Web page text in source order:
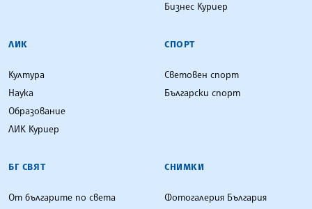
Бизнес Куриер
ЛИК
Култура
Наука
Образование
ЛИК Куриер
СПОРТ
Световен спорт
Български спорт
БГ СВЯТ
От българите по света
СНИМКИ
Фотогалерия България